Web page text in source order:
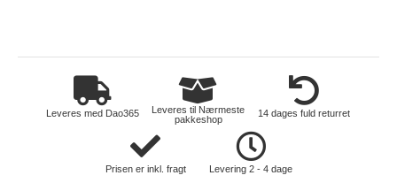
Leveres med Dao365
Leveres til Nærmeste
pakkeshop
14 dages fuld returret
Prisen er inkl. fragt Levering 2 - 4 dage